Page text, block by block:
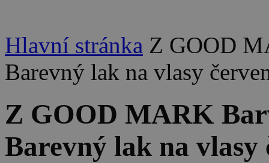
Hlavní stránka Z GOOD
Barevný lak na vlasy
Z GOOD MARK
Barevný lak na vlasy